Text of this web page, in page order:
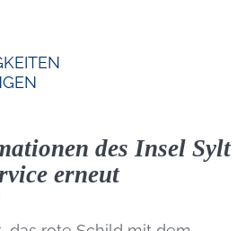
des Insel Sylt
erneut